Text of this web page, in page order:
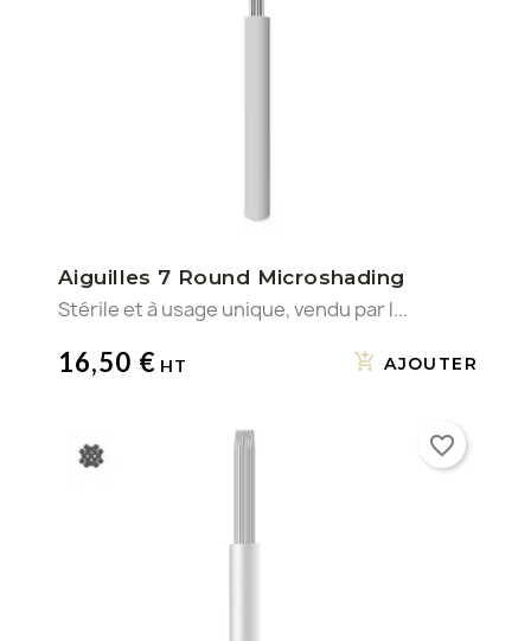
Aiguilles 7 Round Microshading
Stérile et à usage unique, vendu par l...
16,50 € AJOUTER
favorite_border